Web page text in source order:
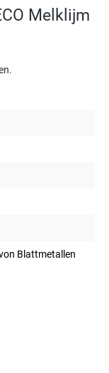
Melklijm
Blattmetallen